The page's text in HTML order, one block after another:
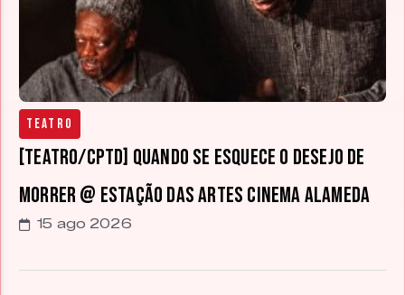
Teatro
[TEATRO/CPTD] Quando se esquece o desejo de
morrer @ Estação das Artes Cinema Alameda
15 ago 2026